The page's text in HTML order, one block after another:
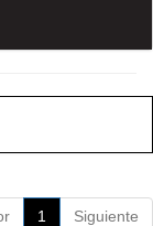
1 Siguiente